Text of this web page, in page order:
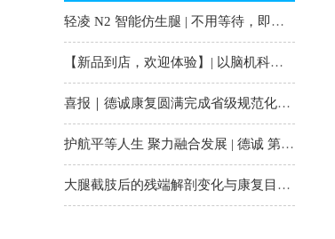
轻凌 N2 智能仿生腿 | 不用等待，即刻重塑行走自
【新品到店，欢迎体验】| 以脑机科技，再造一双
喜报｜德诚康复圆满完成省级规范化培训并持证
护航平等人生 聚力融合发展 | 德诚 第36次全国助
大腿截肢后的残端解剖变化与康复目标｜德诚康